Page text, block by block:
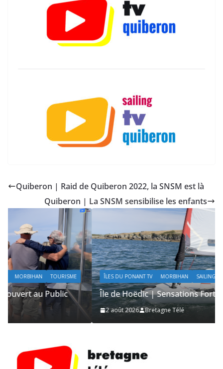
Quiberon | Raid de Quiberon 2022, la SNSM est là
Quiberon | La SNSM sensibilise les enfants
ÎLES DU PONANT TV MORBIHAN SAILING / VOILE / NAUTISME
Île de Hoëdic | Sensations Fortes en Open Skiff
2 août 2026 Bretagne Télé